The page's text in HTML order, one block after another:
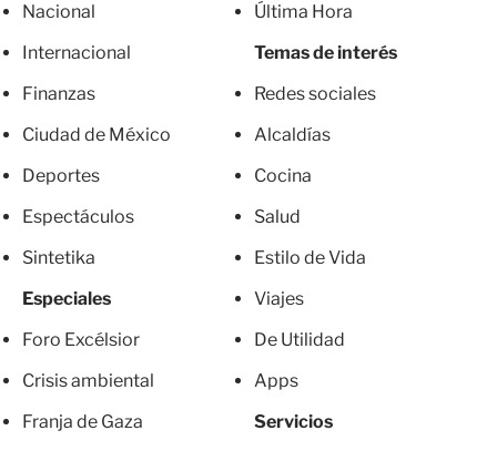
Nacional
Internacional
Finanzas
Ciudad de México
Deportes
Espectáculos
Sintetika
Especiales
Foro Excélsior
Crisis ambiental
Franja de Gaza
Última Hora
Temas de interés
Redes sociales
Alcaldías
Cocina
Salud
Estilo de Vida
Viajes
De Utilidad
Apps
Servicios